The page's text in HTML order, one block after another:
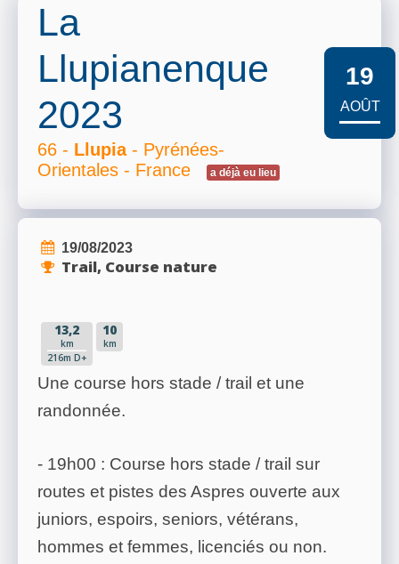
La
Llupianenque
2023
66 - Llupia- Pyrénées-
Orientales - France
a déjà eu lieu
19
AOÛT
19/08/2023
Trail, Course nature
13,2
km
216m D+
10
km
Une course hors stade / trail et une
randonnée.
- 19h00 : Course hors stade / trail sur
routes et pistes des Aspres ouverte aux
juniors, espoirs, seniors, vétérans,
hommes et femmes, licenciés ou non.